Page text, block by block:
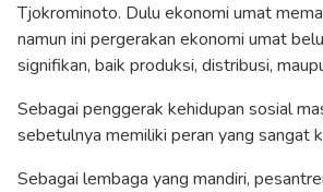
Tjokrominoto. Dulu ekonomi umat
namun ini pergerakan ekonomi umat
signifikan, baik produksi, distribusi,
Sebagai penggerak kehidupan sosial
sebetulnya memiliki peran yang sangat
Sebagai lembaga yang mandiri,